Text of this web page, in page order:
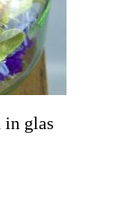
in glas